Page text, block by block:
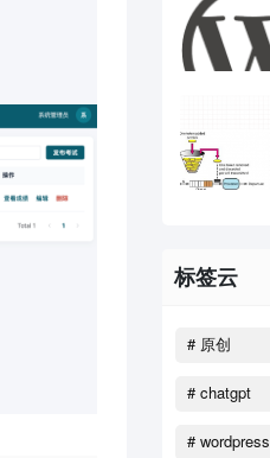
标签云
# 原创
# chatgpt
# wordpress